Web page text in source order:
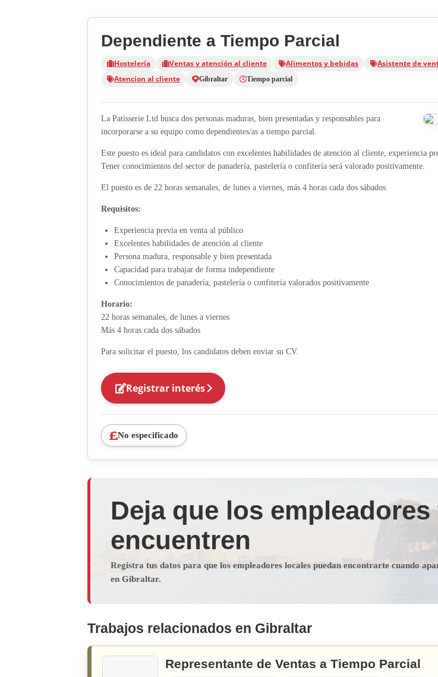
Dependiente a Tiempo Parcial
Hostelería Ventas y atención al cliente Alimentos y bebidas Asistente de
Atencion al cliente
Gibraltar Tiempo parcial
La Patisserie Ltd busca dos personas maduras, bien presentadas y responsables para
incorporarse a su equipo como dependientes/as a tiempo parcial.
Este puesto es ideal para candidatos con excelentes habilidades de atención al cliente, experiencia
Tener conocimientos del sector de panadería, pastelería o confitería será valorado positivamente.
El puesto es de 22 horas semanales, de lunes a viernes, más 4 horas cada dos sábados.
Requisitos:
Experiencia previa en venta al público
Excelentes habilidades de atención al cliente
Persona madura, responsable y bien presentada
Capacidad para trabajar de forma independiente
Conocimientos de panadería, pastelería o confitería valorados positivamente
Horario:
22 horas semanales, de lunes a viernes
Más 4 horas cada dos sábados
Para solicitar el puesto, los candidatos deben enviar su CV.
Registrar interés
No especificado
Deja que los empleadores
encuentren
Registra tus datos para que los empleadores locales puedan encontrarte cuando
en Gibraltar.
Trabajos relacionados en Gibraltar
Representante de Ventas a Tiempo Parcial